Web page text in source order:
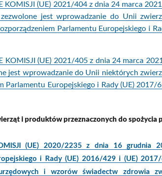
KOMISJI (UE) 2021/404 z dnia 24 marca
jest wprowadzanie do Unii
Parlamentu Europejskiego i
KOMISJI (UE) 2021/405 z dnia 24 marca
jest wprowadzanie do Unii niektórych
Parlamentu Europejskiego i Rady (UE) 2017/
i produktów przeznaczonych do spożycia
(UE) 2020/2235 z dnia 16 grudnia
i Rady (UE) 2016/429 i (UE)
i wzorów świadectw zdrowia